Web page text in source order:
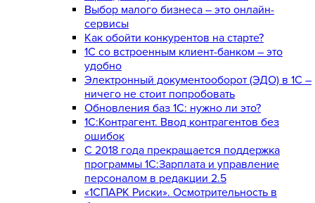
Выбор малого бизнеса – это онлайн-
сервисы
Как обойти конкурентов на старте?
1C со встроенным клиент-банком – это
удобно
Электронный документооборот (ЭДО) в 1С –
ничего не стоит попробовать
Обновления баз 1С: нужно ли это?
1С:Контрагент. Ввод контрагентов без
ошибок
С 2018 года прекращается поддержка
программы 1С:Зарплата и управление
персоналом в редакции 2.5
«1СПАРК Риски». Осмотрительность в